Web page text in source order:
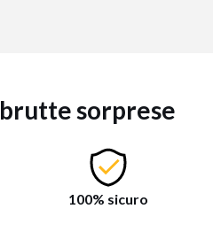
brutte sorprese
100% sicuro